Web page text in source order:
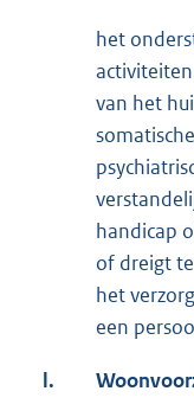
het
van het
handicap
of dreigt
het
een
l.